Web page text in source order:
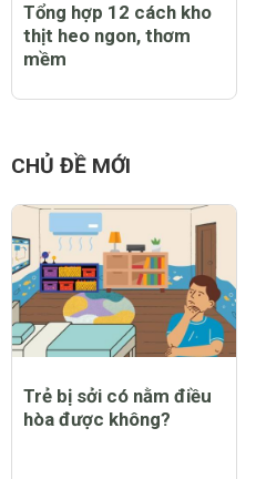
Tổng hợp 12 cách kho
thịt heo ngon, thơm
mềm
CHỦ ĐỀ MỚI
Trẻ bị sởi có nằm điều
hòa được không?